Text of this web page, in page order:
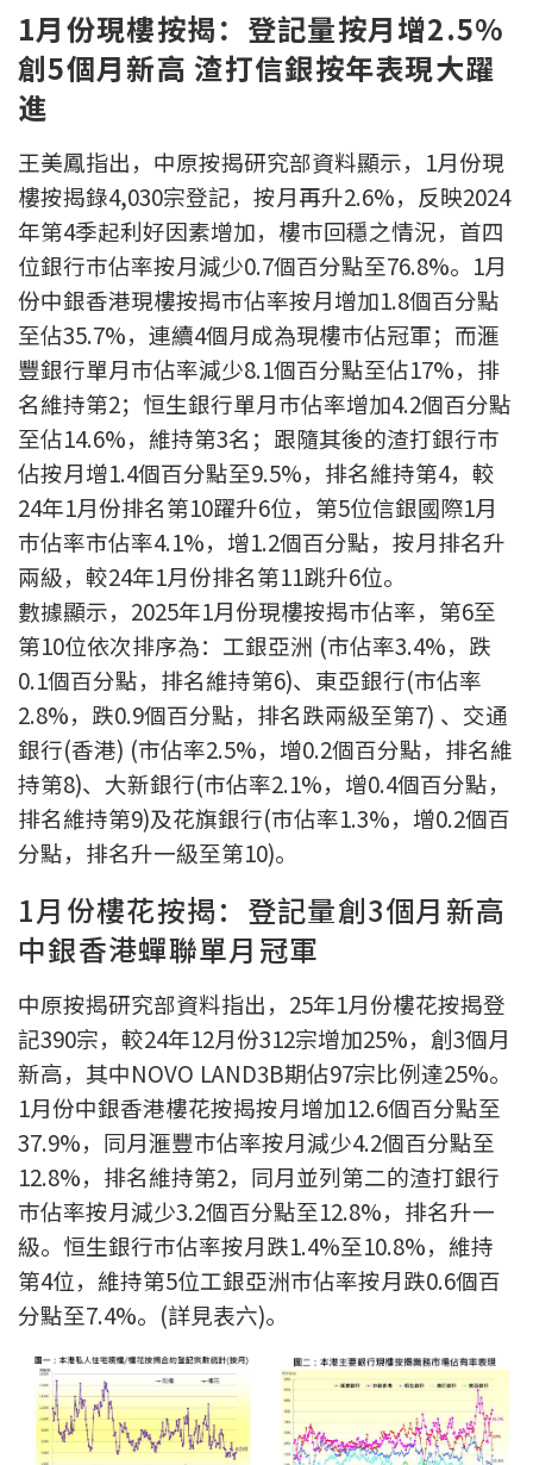
下載中心
按揭全面睇
新聞/研究
公司動態
按市新聞
統計數據庫
按揭快趣智識
按揭智庫
樓按專欄
按揭百科
實時銀行資訊
裝修·保險優惠
免費裝修轉介服務
裝修設計專欄
火險、家居、寵物保險
保險資訊專欄
聯絡我們
聯絡方法
網上申請按揭轉介
條款及細則
私隱政策
简
本網頁所提供資料僅作參考用途。
若因錯漏而引致任何不便或損失，中原按揭概不負責。
本網站採用無障礙網頁設計，如有任何問題，可查詢：
2889 2886 / cmb@mail.centanet.com
中原地產 | 網上搵樓 |
中原工商舖
© 2026 中原按揭經紀有限公司 Centaline Mortgage Broker Limited 版權所有
1月份現樓按揭：登記量按月增2.5%
創5個月新高 渣打信銀按年表現大躍
進
王美鳳指出，中原按揭研究部資料顯示，1月份現
樓按揭錄4,030宗登記，按月再升2.6%，反映2024
年第4季起利好因素增加，樓巿回穩之情況，首四
位銀行巿佔率按月減少0.7個百分點至76.8%。1月
份中銀香港現樓按揭巿佔率按月增加1.8個百分點
至佔35.7%，連續4個月成為現樓巿佔冠軍；而滙
豐銀行單月巿佔率減少8.1個百分點至佔17%，排
名維持第2；恒生銀行單月巿佔率增加4.2個百分點
至佔14.6%，維持第3名；跟隨其後的渣打銀行巿
佔按月增1.4個百分點至9.5%，排名維持第4，較
24年1月份排名第10躍升6位，第5位信銀國際1月
巿佔率市佔率4.1%，增1.2個百分點，按月排名升
兩級，較24年1月份排名第11跳升6位。
數據顯示，2025年1月份現樓按揭巿佔率，第6至
第10位依次排序為：工銀亞洲 (市佔率3.4%，跌
0.1個百分點，排名維持第6)、東亞銀行(市佔率
2.8%，跌0.9個百分點，排名跌兩級至第7) 、交通
銀行(香港) (市佔率2.5%，增0.2個百分點，排名維
持第8)、大新銀行(市佔率2.1%，增0.4個百分點，
排名維持第9)及花旗銀行(市佔率1.3%，增0.2個百
分點，排名升一級至第10)。
1月份樓花按揭：登記量創3個月新高
中銀香港蟬聯單月冠軍
中原按揭研究部資料指出，25年1月份樓花按揭登
記390宗，較24年12月份312宗增加25%，創3個月
新高，其中NOVO LAND3B期佔97宗比例達25%。
1月份中銀香港樓花按揭按月增加12.6個百分點至
37.9%，同月滙豐巿佔率按月減少4.2個百分點至
12.8%，排名維持第2，同月並列第二的渣打銀行
巿佔率按月減少3.2個百分點至12.8%，排名升一
級。恒生銀行巿佔率按月跌1.4%至10.8%，維持
第4位，維持第5位工銀亞洲巿佔率按月跌0.6個百
分點至7.4%。(詳見表六)。